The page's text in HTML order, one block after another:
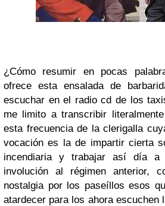
¿Cómo resumir en pocas
ofrece esta ensalada de
escuchar en el radio cd de los
me limito a transcribir
esta frecuencia de la clerigalla
vocación es la de impartir cierta
incendiaria y trabajar así día
involución al régimen anterior,
nostalgia por los paseíllos esos
atardecer para los ahora escuchen